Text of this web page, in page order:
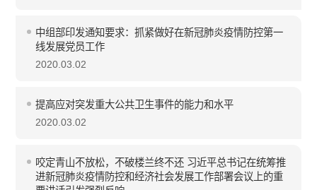
中组部印发通知要求：抓紧做好在新冠肺炎疫情防控第一
线发展党员工作
2020.03.02
提高应对突发重大公共卫生事件的能力和水平
2020.03.02
咬定青山不放松，不破楼兰终不还 习近平总书记在统筹推
进新冠肺炎疫情防控和经济社会发展工作部署会议上的重